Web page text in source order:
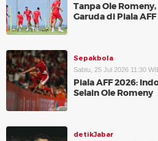
Tanpa Ole
Garuda di Piala
Sepakbola
Sabtu, 25 Jul 2026 11:30
Piala AFF 2026:
Selain Ole Romeny
detikJabar